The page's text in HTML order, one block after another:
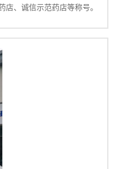
、诚信示范药店等称号。